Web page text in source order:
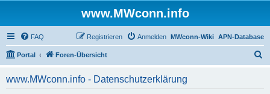
www.MWconn.info
FAQ APN-Database
MWconn-Wiki
Anmelden
Registrieren
Portal Foren-Übersicht
www.MWconn.info - Datenschutzerklärung